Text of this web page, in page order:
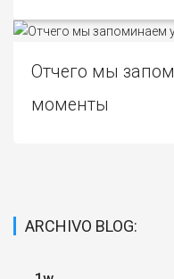
Отчего мы
моменты
ARCHIVO BLOG: